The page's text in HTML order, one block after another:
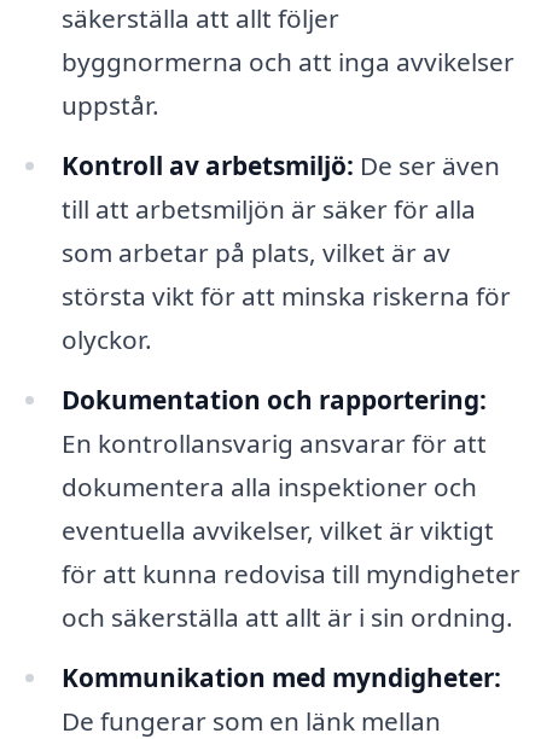
säkerställa att allt följer
byggnormerna och att inga avvikelser
uppstår.
Kontroll av arbetsmiljö: De ser även
till att arbetsmiljön är säker för alla
som arbetar på plats, vilket är av
största vikt för att minska riskerna för
olyckor.
Dokumentation och rapportering:
En kontrollansvarig ansvarar för att
dokumentera alla inspektioner och
eventuella avvikelser, vilket är viktigt
för att kunna redovisa till myndigheter
och säkerställa att allt är i sin ordning.
Kommunikation med myndigheter:
De fungerar som en länk mellan